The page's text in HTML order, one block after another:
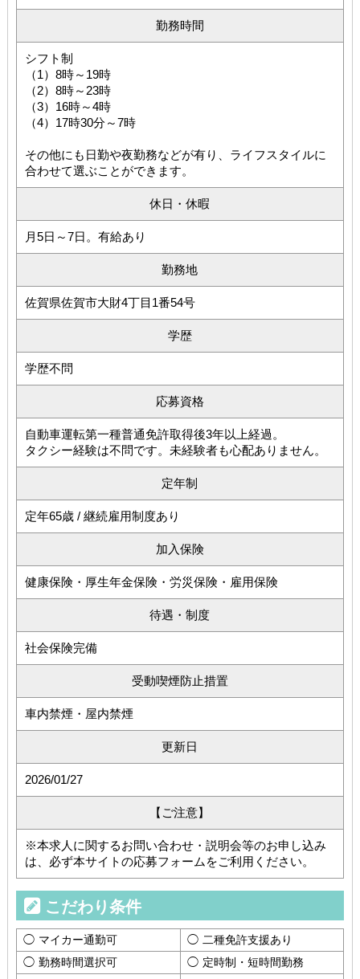
勤務時間
シフト制
（1）8時～19時
（2）8時～23時
（3）16時～4時
（4）17時30分～7時
その他にも日勤や夜勤務などが有り、ライフスタイルに
合わせて選ぶことができます。
休日・休暇
月5日～7日。有給あり
勤務地
佐賀県佐賀市大財4丁目1番54号
学歴
学歴不問
応募資格
自動車運転第一種普通免許取得後3年以上経過。
タクシー経験は不問です。未経験者も心配ありません。
定年制
定年65歳 / 継続雇用制度あり
加入保険
健康保険・厚生年金保険・労災保険・雇用保険
待遇・制度
社会保険完備
受動喫煙防止措置
車内禁煙・屋内禁煙
更新日
2026/01/27
【ご注意】
※本求人に関するお問い合わせ・説明会等のお申し込み
は、必ず本サイトの応募フォームをご利用ください。
こだわり条件
マイカー通勤可
二種免許支援あり
勤務時間選択可
定時制・短時間勤務